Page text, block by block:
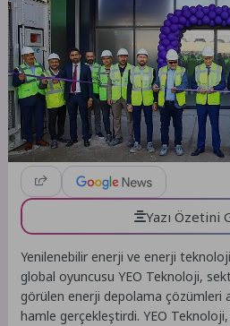
Yazı Özetini
Yenilenebilir enerji ve enerji
global oyuncusu YEO Teknoloji,
görülen enerji depolama çözümleri
hamle gerçekleştirdi. YEO